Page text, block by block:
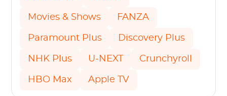
Movies & Shows FANZA
Paramount Plus Discovery Plus
NHK Plus U-NEXT Crunchyroll
HBO Max Apple TV